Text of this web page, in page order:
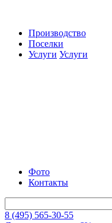
Производство
Поселки
Услуги Услуги
Фото
Контакты
8 (495) 565-30-55